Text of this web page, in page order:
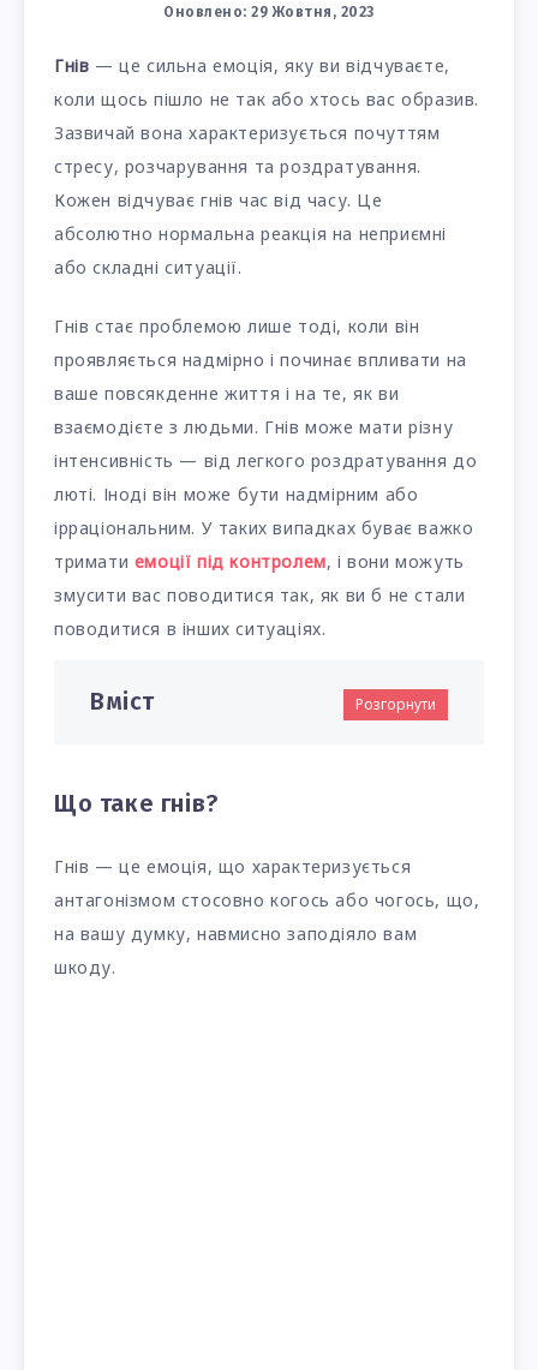
Оновлено: 29 Жовтня, 2023
Гнів — це сильна емоція, яку ви відчуваєте,
коли щось пішло не так або хтось вас образив.
Зазвичай вона характеризується почуттям
стресу, розчарування та роздратування.
Кожен відчуває гнів час від часу. Це
абсолютно нормальна реакція на неприємні
або складні ситуації.
Гнів стає проблемою лише тоді, коли він
проявляється надмірно і починає впливати на
ваше повсякденне життя і на те, як ви
взаємодієте з людьми. Гнів може мати різну
інтенсивність — від легкого роздратування до
люті. Іноді він може бути надмірним або
ірраціональним. У таких випадках буває важко
тримати емоції під контролем, і вони можуть
змусити вас поводитися так, як ви б не стали
поводитися в інших ситуаціях.
Вміст Розгорнути
Що таке гнів?
Гнів — це емоція, що характеризується
антагонізмом стосовно когось або чогось, що,
на вашу думку, навмисно заподіяло вам
шкоду.